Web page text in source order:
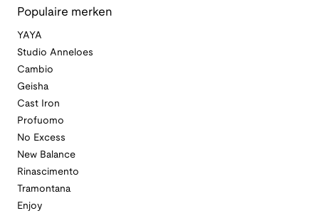
Populaire merken
YAYA
Studio Anneloes
Cambio
Geisha
Cast Iron
Profuomo
No Excess
New Balance
Rinascimento
Tramontana
Enjoy